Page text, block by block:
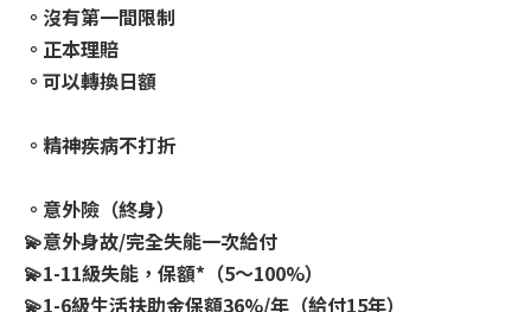
。沒有第一間限制
。正本理賠
。可以轉換日額
。精神疾病不打折
。意外險（終身）
💫意外身故/完全失能一次給付
💫1-11級失能，保額*（5～100%）
💫1-6級生活扶助金保額36%/年（給付15年）